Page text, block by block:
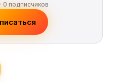
0 подписчиков